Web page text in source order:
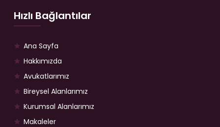
Hızlı Bağlantılar
Ana Sayfa
Hakkımızda
Avukatlarımız
Bireysel Alanlarımız
Kurumsal Alanlarımız
Makaleler